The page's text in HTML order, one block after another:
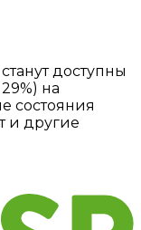
доступны
на
состояния
и другие